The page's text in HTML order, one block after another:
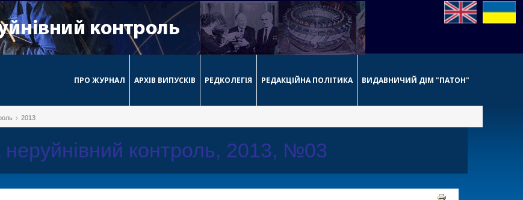
ПРО ЖУРНАЛ АРХІВ ВИПУСКІВ РЕДКОЛЕГІЯ РЕДАКЦІЙНА ПОЛІТИКА ВИДАВНИЧИЙ ДІМ "ПАТОН"
2013
неруйнівний контроль, 2013, №03